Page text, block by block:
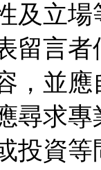
及立
留言
，並
尋求
投資